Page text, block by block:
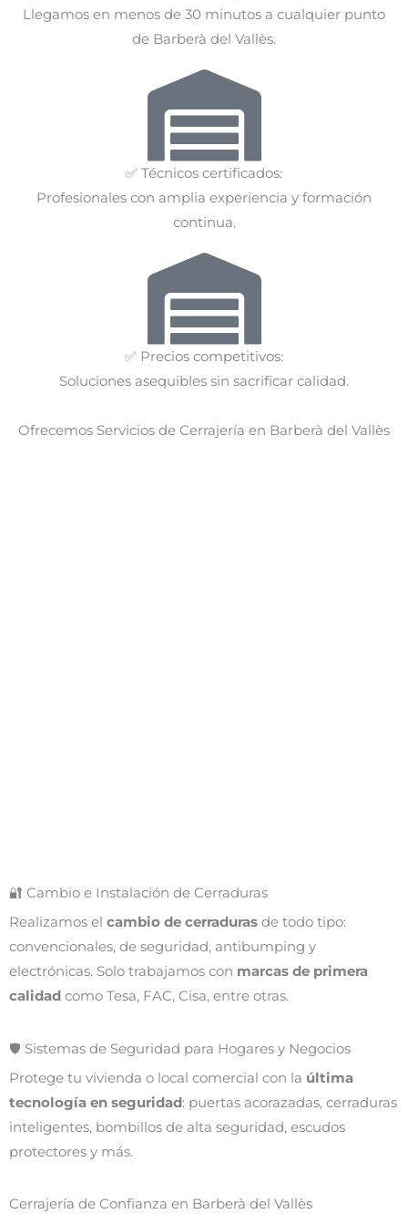
Llegamos en menos de 30 minutos a cualquier punto
de Barberà del Vallès.
✅ Técnicos certificados:
Profesionales con amplia experiencia y formación
continua.
✅ Precios competitivos:
Soluciones asequibles sin sacrificar calidad.
Ofrecemos Servicios de Cerrajería en Barberà del Vallès
🔐 Cambio e Instalación de Cerraduras
Realizamos el cambio de cerraduras de todo tipo:
convencionales, de seguridad, antibumping y
electrónicas. Solo trabajamos con marcas de primera
calidad como Tesa, FAC, Cisa, entre otras.
🛡️ Sistemas de Seguridad para Hogares y Negocios
Protege tu vivienda o local comercial con la última
tecnología en seguridad: puertas acorazadas, cerraduras
inteligentes, bombillos de alta seguridad, escudos
protectores y más.
Cerrajería de Confianza en Barberà del Vallès